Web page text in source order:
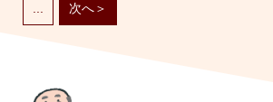
次へ＞